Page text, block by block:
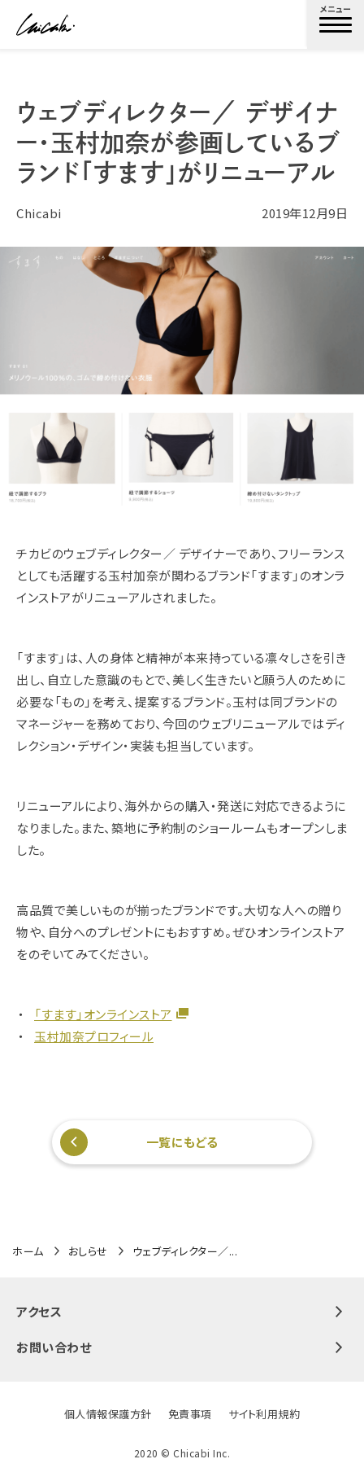
メニュー
ウェブディレクター／ デザイナ
ー・玉村加奈が参画しているブ
ランド「すます」がリニューアル
Chicabi 2019年12月9日
チカビのウェブディレクター／ デザイナーであり、フリーランス
としても活躍する玉村加奈が関わるブランド「すます」のオンラ
インストアがリニューアルされました。
「すます」は、人の身体と精神が本来持っている凛々しさを引き
出し、自立した意識のもとで、美しく生きたいと願う人のために
必要な「もの」を考え、提案するブランド。玉村は同ブランドの
マネージャーを務めており、今回のウェブリニューアルではディ
レクション・デザイン・実装も担当しています。
リニューアルにより、海外からの購入・発送に対応できるように
なりました。また、築地に予約制のショールームもオープンしま
した。
高品質で美しいものが揃ったブランドです。大切な人への贈り
物や、自分へのプレゼントにもおすすめ。ぜひオンラインストア
をのぞいてみてください。
「すます」オンラインストア
玉村加奈プロフィール
一覧にもどる
ホーム おしらせ ウェブディレクター／...
アクセス
お問い合わせ
個人情報保護方針 免責事項 サイト利用規約
2020 ©️ Chicabi Inc.